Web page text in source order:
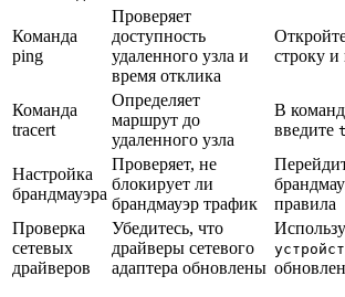
Команда
ping
Проверяет
доступность
удаленного узла и
время отклика
строку и
Команда
tracert
Определяет
маршрут до
удаленного узла
В
введите
Настройка
брандмауэра
Проверяет, не
блокирует ли
брандмауэр трафик
правила
Проверка
сетевых
драйверов
Убедитесь, что
драйверы сетевого
адаптера обновлены